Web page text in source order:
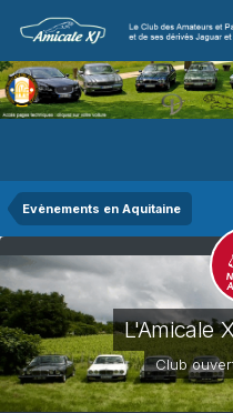
Evènements en Aquitaine
L'Amicale
Club